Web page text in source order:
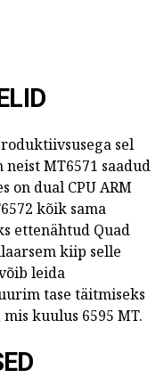
sel
MT6571 saadud
on dual CPU ARM
kõik sama
ettenähtud Quad
kiip selle
leida
tase täitmiseks
kuulus 6595 MT.